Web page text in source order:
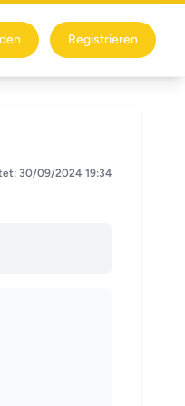
Registrieren
30/09/2024 19:34